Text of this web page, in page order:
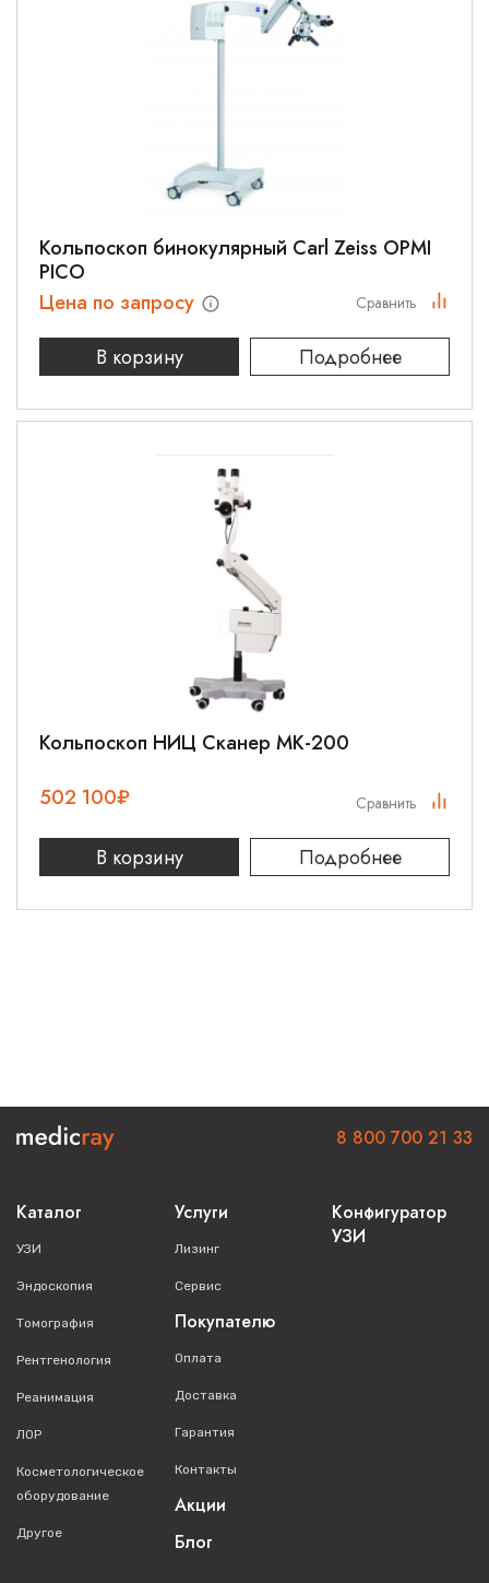
Кольпоскоп бинокулярный Carl Zeiss OPMI
PICO
Цена по запросу
В корзину
Подробнее
Сравнить
Кольпоскоп НИЦ Сканер МК-200
502 100₽
В корзину Подробнее
Сравнить
Каталог
УЗИ
Эндоскопия
Томография
Рентгенология
Реанимация
ЛОР
Косметологическое
оборудование
Другое
Услуги
Лизинг
Сервис
Покупателю
Оплата
Доставка
Гарантия
Контакты
Акции
Блог
Конфигуратор
УЗИ
8 800 700 21 33